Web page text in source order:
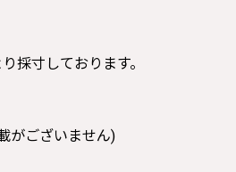
採寸しております。
がございません)